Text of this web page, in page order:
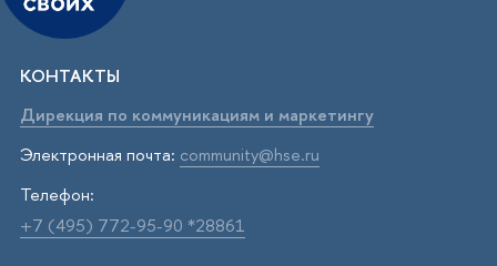
КОНТАКТЫ
Дирекция по коммуникациям и маркетингу
Электронная почта: community@hse.ru
Телефон:
+7 (495) 772-95-90 *28861